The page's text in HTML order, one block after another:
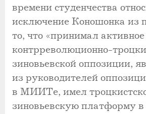
времени студенчества
исключение Коношонка из
то, что «принимал
контрреволюционно-
зиновьевской оппозиции,
из руководителей
в МИИТе, имел
зиновьевскую платформу